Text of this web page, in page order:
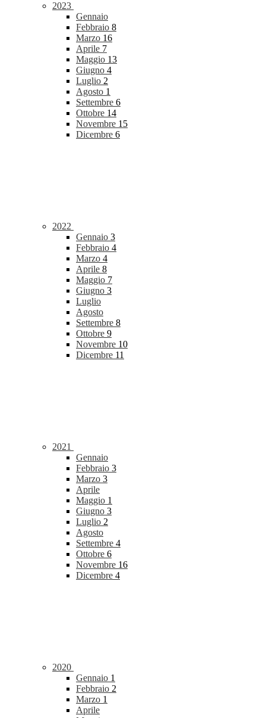
2023
Gennaio
Febbraio 8
Marzo 16
Aprile 7
Maggio 13
Giugno 4
Luglio 2
Agosto 1
Settembre 6
Ottobre 14
Novembre 15
Dicembre 6
2022
Gennaio 3
Febbraio 4
Marzo 4
Aprile 8
Maggio 7
Giugno 3
Luglio
Agosto
Settembre 8
Ottobre 9
Novembre 10
Dicembre 11
2021
Gennaio
Febbraio 3
Marzo 3
Aprile
Maggio 1
Giugno 3
Luglio 2
Agosto
Settembre 4
Ottobre 6
Novembre 16
Dicembre 4
2020
Gennaio 1
Febbraio 2
Marzo 1
Aprile